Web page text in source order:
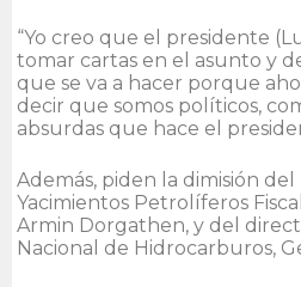
“Yo creo que el presidente
tomar cartas en el asunto y
que se va a hacer porque
decir que somos políticos,
absurdas que hace el
Además, piden la dimisión
Yacimientos Petrolíferos
Armin Dorgathen, y del
Nacional de Hidrocarburos,